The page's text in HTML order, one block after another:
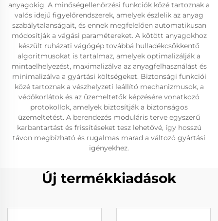
anyagokig. A minőségellenőrzési funkciók közé tartoznak a
valós idejű figyelőrendszerek, amelyek észlelik az anyag
szabálytalanságait, és ennek megfelelően automatikusan
módosítják a vágási paramétereket. A kötött anyagokhoz
készült ruházati vágógép továbbá hulladékcsökkentő
algoritmusokat is tartalmaz, amelyek optimalizálják a
mintaelhelyezést, maximalizálva az anyagfelhasználást és
minimalizálva a gyártási költségeket. Biztonsági funkciói
közé tartoznak a vészhelyzeti leállító mechanizmusok, a
védőkorlátok és az üzemeltetők képzésére vonatkozó
protokollok, amelyek biztosítják a biztonságos
üzemeltetést. A berendezés moduláris terve egyszerű
karbantartást és frissítéseket tesz lehetővé, így hosszú
távon megbízható és rugalmas marad a változó gyártási
igényekhez.
Új termékkiadások